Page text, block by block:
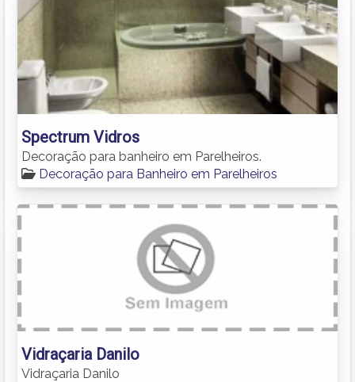
Spectrum Vidros
Decoração para banheiro em Parelheiros.
Decoração para Banheiro em Parelheiros
Vidraçaria Danilo
Vidraçaria Danilo